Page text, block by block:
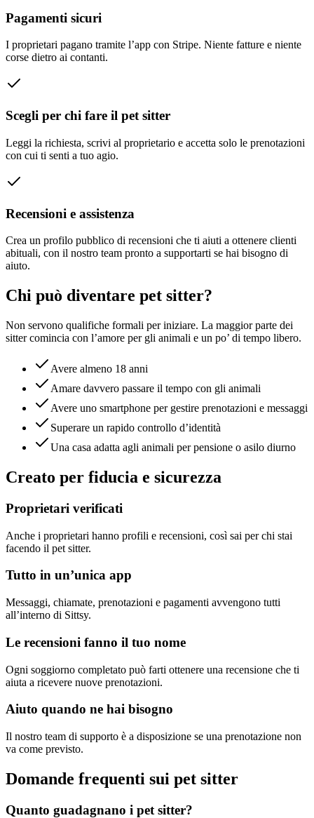
Pagamenti sicuri
I proprietari pagano tramite l’app con Stripe. Niente fatture e niente
corse dietro ai contanti.
Scegli per chi fare il pet sitter
Leggi la richiesta, scrivi al proprietario e accetta solo le prenotazioni
con cui ti senti a tuo agio.
Recensioni e assistenza
Crea un profilo pubblico di recensioni che ti aiuti a ottenere clienti
abituali, con il nostro team pronto a supportarti se hai bisogno di
aiuto.
Chi può diventare pet sitter?
Non servono qualifiche formali per iniziare. La maggior parte dei
sitter comincia con l’amore per gli animali e un po’ di tempo libero.
Avere almeno 18 anni
Amare davvero passare il tempo con gli animali
Avere uno smartphone per gestire prenotazioni e messaggi
Superare un rapido controllo d’identità
Una casa adatta agli animali per pensione o asilo diurno
Creato per fiducia e sicurezza
Proprietari verificati
Anche i proprietari hanno profili e recensioni, così sai per chi stai
facendo il pet sitter.
Tutto in un’unica app
Messaggi, chiamate, prenotazioni e pagamenti avvengono tutti
all’interno di Sittsy.
Le recensioni fanno il tuo nome
Ogni soggiorno completato può farti ottenere una recensione che ti
aiuta a ricevere nuove prenotazioni.
Aiuto quando ne hai bisogno
Il nostro team di supporto è a disposizione se una prenotazione non
va come previsto.
Domande frequenti sui pet sitter
Quanto guadagnano i pet sitter?